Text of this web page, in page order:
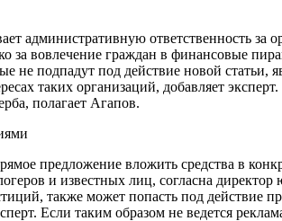
административную ответственность
за вовлечение граждан в финансовые
подпадут под действие новой статьи,
таких организаций, добавляет
полагает Агапов.
предложение вложить средства в
и известных лиц, согласна
также может попасть под действие
Если таким образом не ведется